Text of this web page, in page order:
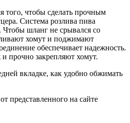
чтобы сделать прочным
Система розлива пива
Чтобы шланг не срывался со
хомут и поджимают
обеспечивает надежность.
прочно закрепляют хомут.
вкладке, как удобно обжимать
представленного на сайте